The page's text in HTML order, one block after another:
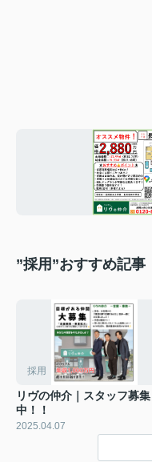
”採用”おすすめ記事
採用
リヴの仲介｜スタッフ募集
中！！
2025.04.07